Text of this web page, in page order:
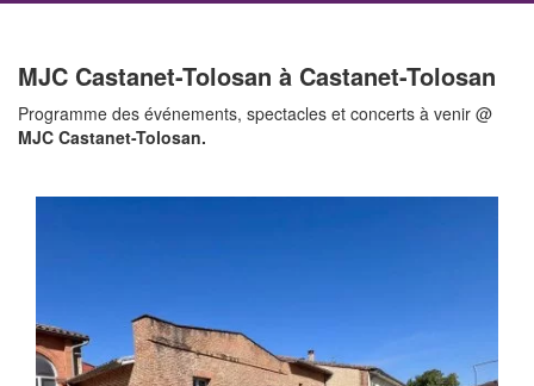
MJC Castanet-Tolosan à Castanet-Tolosan
Programme des événements, spectacles et concerts à venir @
MJC Castanet-Tolosan.